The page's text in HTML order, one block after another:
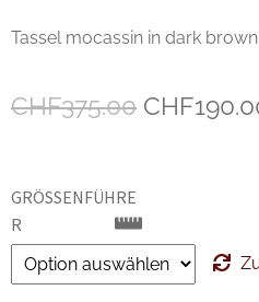
Tassel mocassin in dark
CHF375.00 CHF
GRÖSSENFÜHRER